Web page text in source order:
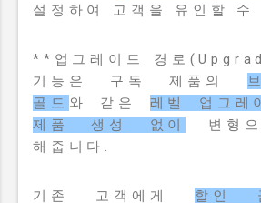
설정하여 고객을 유인할 수
**업그레이드 경로
기능은 구독 제품의
골드 와 같은 레벨 업그레
제품 생성 없이
변형
해줍니다.
기존 고객에게 할인